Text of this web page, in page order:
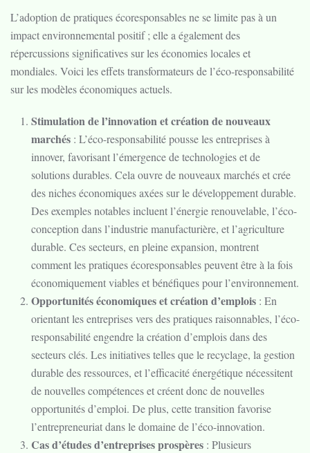
L’adoption de pratiques écoresponsables ne se limite pas à un
impact environnemental positif ; elle a également des
répercussions significatives sur les économies locales et
mondiales. Voici les effets transformateurs de l’éco-responsabilité
sur les modèles économiques actuels.
Stimulation de l’innovation et création de nouveaux
marchés : L’éco-responsabilité pousse les entreprises à
innover, favorisant l’émergence de technologies et de
solutions durables. Cela ouvre de nouveaux marchés et crée
des niches économiques axées sur le développement durable.
Des exemples notables incluent l’énergie renouvelable, l’éco-
conception dans l’industrie manufacturière, et l’agriculture
durable. Ces secteurs, en pleine expansion, montrent
comment les pratiques écoresponsables peuvent être à la fois
économiquement viables et bénéfiques pour l’environnement.
Opportunités économiques et création d’emplois : En
orientant les entreprises vers des pratiques raisonnables, l’éco-
responsabilité engendre la création d’emplois dans des
secteurs clés. Les initiatives telles que le recyclage, la gestion
durable des ressources, et l’efficacité énergétique nécessitent
de nouvelles compétences et créent donc de nouvelles
opportunités d’emploi. De plus, cette transition favorise
l’entrepreneuriat dans le domaine de l’éco-innovation.
Cas d’études d’entreprises prospères : Plusieurs